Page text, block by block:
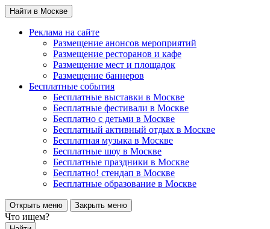
Найти в Москве
Реклама на сайте
Размещение анонсов мероприятий
Размещение ресторанов и кафе
Размещение мест и площадок
Размещение баннеров
Бесплатные события
Бесплатные выставки в Москве
Бесплатные фестивали в Москве
Бесплатно с детьми в Москве
Бесплатный активный отдых в Москве
Бесплатная музыка в Москве
Бесплатные шоу в Москве
Бесплатные праздники в Москве
Бесплатно! стендап в Москве
Бесплатные образование в Москве
Открыть меню Закрыть меню
Что ищем?